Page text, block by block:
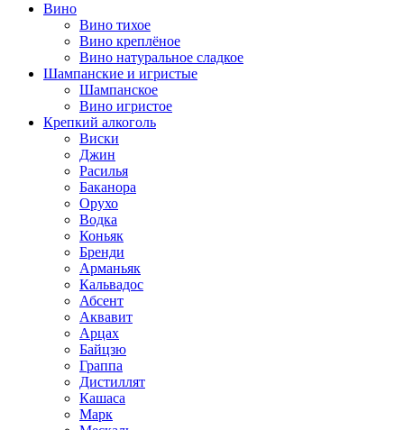
Вино
Вино тихое
Вино креплёное
Вино натуральное сладкое
Шампанские и игристые
Шампанское
Вино игристое
Крепкий алкоголь
Виски
Джин
Расилья
Баканора
Орухо
Водка
Коньяк
Бренди
Арманьяк
Кальвадос
Абсент
Аквавит
Арцах
Байцзю
Граппа
Дистиллят
Кашаса
Марк